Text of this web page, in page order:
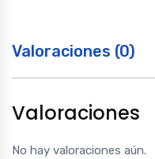
Valoraciones (0)
Valoraciones
No hay valoraciones aún.